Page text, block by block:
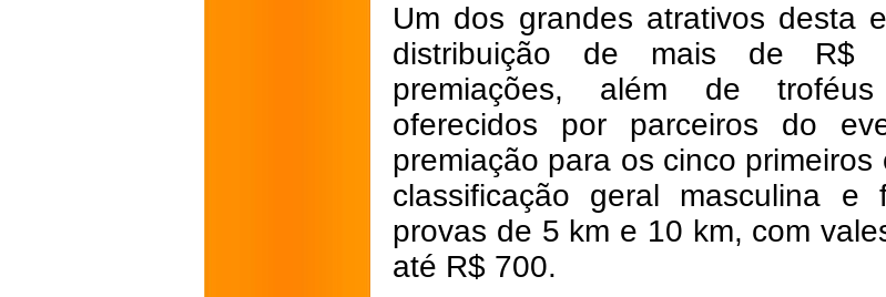
Um dos grandes atrativos desta
distribuição de mais de
premiações, além de
oferecidos por parceiros do
premiação para os cinco primeiros
classificação geral masculina e
provas de 5 km e 10 km, com
até R$ 700.